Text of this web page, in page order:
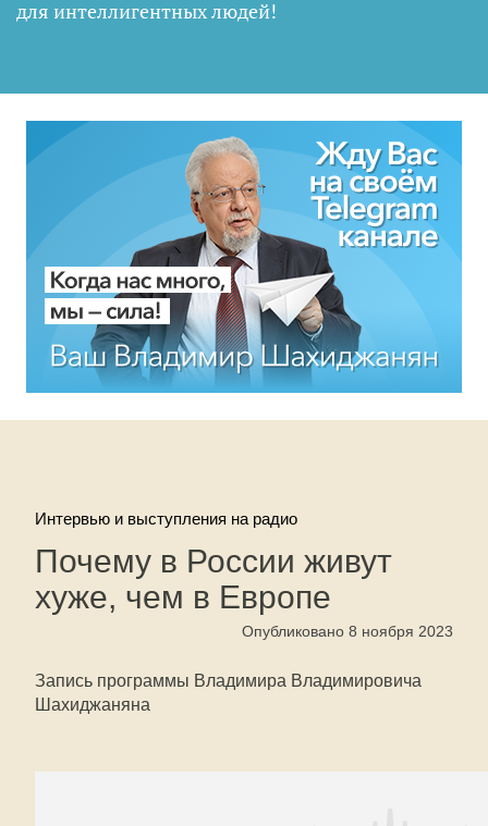
для интеллигентных людей!
Интервью и выступления на радио
Почему в России живут
хуже, чем в Европе
Опубликовано 8 ноября 2023
Запись программы Владимира Владимировича
Шахиджаняна